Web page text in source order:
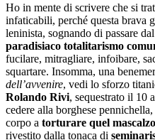
Ho in mente di scrivere che si
infaticabili, perché questa brava
leninista, sognando di passare
paradisiaco totalitarismo
fucilare, mitragliare, infoibare,
squartare. Insomma, una
dell’avvenire, vedi lo sforzo
Rolando Rivi, sequestrato il 10
cedere alla borghese
corpo a torturare quel
rivestito dalla tonaca di